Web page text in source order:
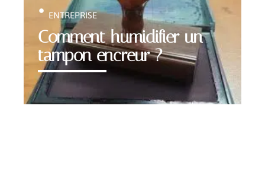
Comment humidifier un
tampon encreur ?
ENTREPRISE